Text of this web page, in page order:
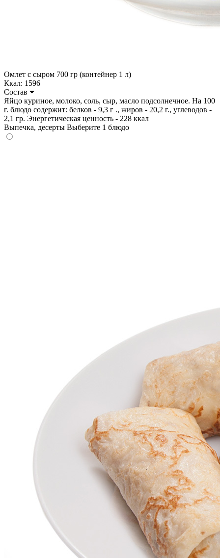
Омлет с сыром 700 гр (контейнер 1 л)
Ккал: 1596
Состав
Яйцо куриное, молоко, соль, сыр, масло подсолнечное. На 100
г. блюдо содержит: белков - 9,3 г ., жиров - 20,2 г., углеводов -
2,1 гр. Энергетическая ценность - 228 ккал
Выпечка, десерты Выберите 1 блюдо